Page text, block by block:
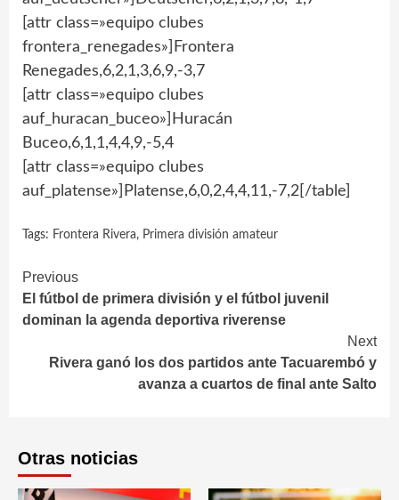
[attr class=»equipo clubes
frontera_renegades»]Frontera
Renegades,6,2,1,3,6,9,-3,7
[attr class=»equipo clubes
auf_huracan_buceo»]Huracán
Buceo,6,1,1,4,4,9,-5,4
[attr class=»equipo clubes
auf_platense»]Platense,6,0,2,4,4,11,-7,2[/table]
Tags: Frontera Rivera, Primera división amateur
Continue
Reading
Previous
El fútbol de primera división y el fútbol juvenil
dominan la agenda deportiva riverense
Next
Rivera ganó los dos partidos ante Tacuarembó y
avanza a cuartos de final ante Salto
Otras noticias